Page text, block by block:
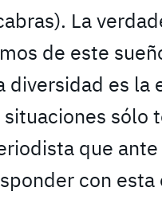
La
de este
diversidad es la
sólo
que
con esta